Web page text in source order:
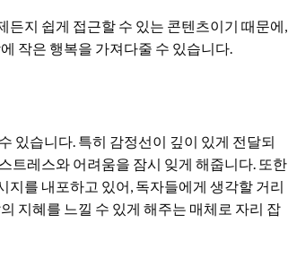
지 쉽게 접근할 수 있는 콘텐츠이기 때문에,
작은 행복을 가져다줄 수 있습니다.
있습니다. 특히 감정선이 깊이 있게 전달되
트레스와 어려움을 잠시 잊게 해줍니다. 또한
를 내포하고 있어, 독자들에게 생각할 거리
지혜를 느낄 수 있게 해주는 매체로 자리 잡